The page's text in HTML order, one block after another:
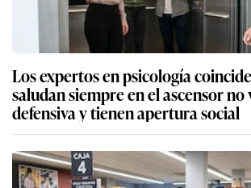
Los expertos en psicología
saludan siempre en el ascensor no
defensiva y tienen apertura social